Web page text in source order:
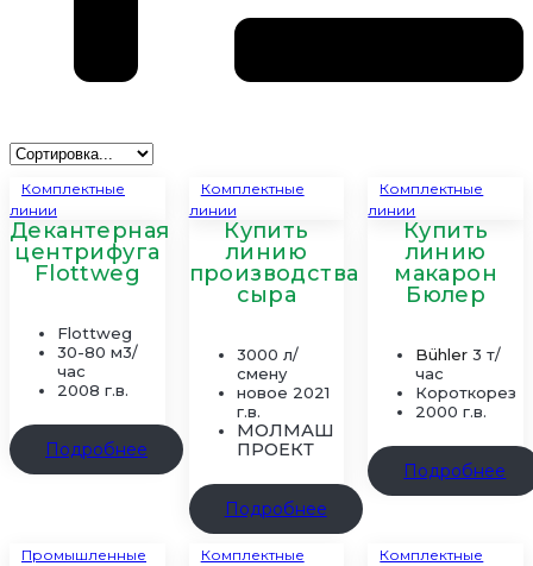
Комплектные
линии
Декантерная
центрифуга
Flottweg
Flottweg
30-80 м3/
час
2008 г.в.
Подробнее
Комплектные
линии
Купить
линию
производства
сыра
3000 л/
смену
новое 2021
г.в.
МОЛМАШ
ПРОЕКТ
Подробнее
Комплектные
линии
Купить
линию
макарон
Бюлер
Bühler 3 т/
час
Короткорез
2000 г.в.
Подробнее
Промышленные
Комплектные
Комплектные